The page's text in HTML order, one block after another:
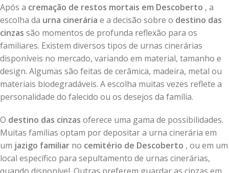
Após a cremação de restos mortais em Descoberto , a
escolha da urna cinerária e a decisão sobre o destino das
cinzas são momentos de profunda reflexão para os
familiares. Existem diversos tipos de urnas cinerárias
disponíveis no mercado, variando em material, tamanho e
design. Algumas são feitas de cerâmica, madeira, metal ou
materiais biodegradáveis. A escolha muitas vezes reflete a
personalidade do falecido ou os desejos da família.
O destino das cinzas oferece uma gama de possibilidades.
Muitas famílias optam por depositar a urna cinerária em
um jazigo familiar no cemitério de Descoberto , ou em um
local específico para sepultamento de urnas cinerárias,